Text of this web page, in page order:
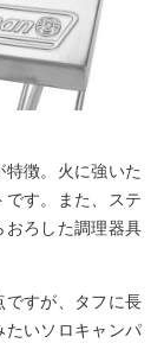
徴。火に強いた
す。また、ステ
おろした調理器具
ですが、タフに長
たいソロキャンパ